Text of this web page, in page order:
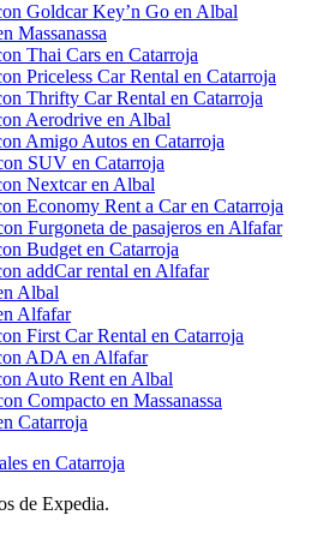
Goldcar Key’n Go en Albal
Massanassa
Thai Cars en Catarroja
Priceless Car Rental en Catarroja
Thrifty Car Rental en Catarroja
Aerodrive en Albal
Amigo Autos en Catarroja
SUV en Catarroja
Nextcar en Albal
Economy Rent a Car en Catarroja
Furgoneta de pasajeros en Alfafar
Budget en Catarroja
addCar rental en Alfafar
Albal
Alfafar
First Car Rental en Catarroja
ADA en Alfafar
Auto Rent en Albal
Compacto en Massanassa
Catarroja
en Catarroja
de Expedia.